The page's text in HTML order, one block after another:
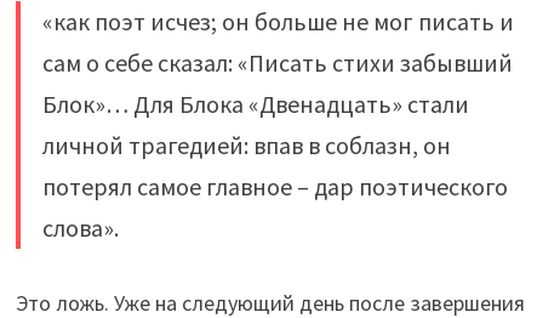
«как поэт исчез; он больше не мог писать и
сам о себе сказал: «Писать стихи забывший
Блок»… Для Блока «Двенадцать» стали
личной трагедией: впав в соблазн, он
потерял самое главное – дар поэтического
слова».
Это ложь. Уже на следующий день после завершения